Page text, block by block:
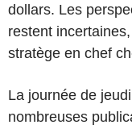
dollars. Les
restent
stratège en chef
La journée de
nombreuses